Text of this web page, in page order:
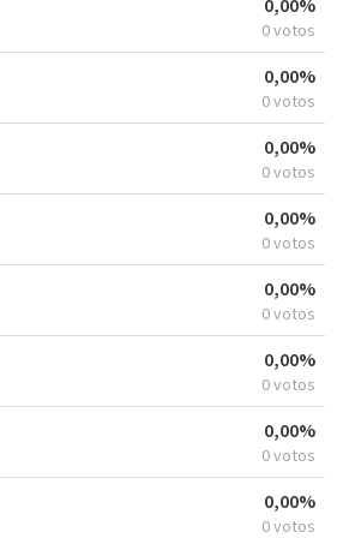
0 votos
0,00%
0 votos
0,00%
0 votos
0,00%
0 votos
0,00%
0 votos
0,00%
0 votos
0,00%
0 votos
0,00%
0 votos